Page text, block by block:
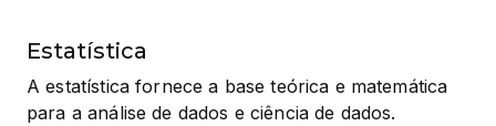
Estatística
A estatística fornece a base teórica e matemática
para a análise de dados e ciência de dados.